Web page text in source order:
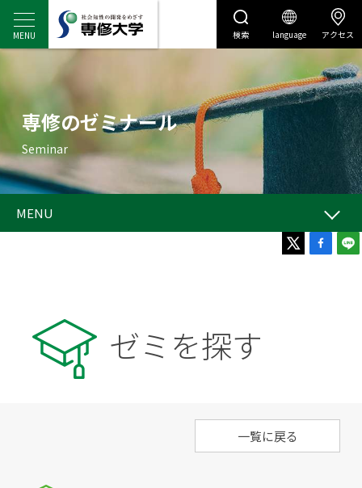
検索 language アクセス
センディナビ センディナビTOP
MENU
ゼミを探す
一覧に戻る